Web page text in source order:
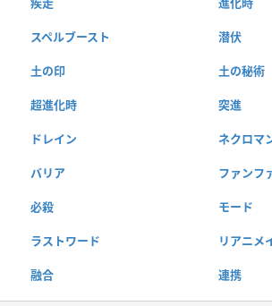
スペルブースト 潜伏
土の印 土の秘術
超進化時 突進
ドレイン ネクロマ
バリア ファンフ
必殺 モード
ラストワード リアニメ
融合 連携